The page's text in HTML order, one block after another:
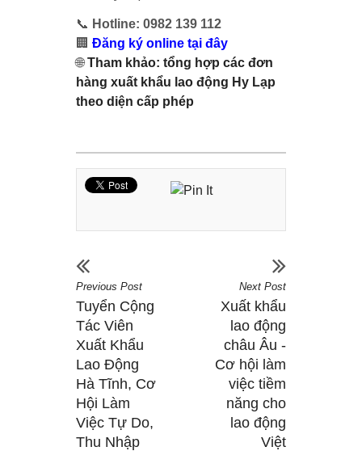
📞 Hotline: 0982 139 112
🏢 Đăng ký online tại đây
🌐Tham khảo: tổng hợp các đơn
hàng xuất khẩu lao động Hy Lạp
theo diện cấp phép
Previous Post
Tuyển Cộng
Tác Viên
Xuất Khẩu
Lao Động
Hà Tĩnh, Cơ
Hội Làm
Việc Tự Do,
Thu Nhập
Next Post
Xuất khẩu
lao động
châu Âu -
Cơ hội làm
việc tiềm
năng cho
lao động
Việt